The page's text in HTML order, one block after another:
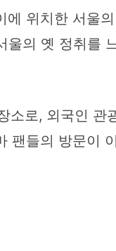
위치한 서울
의 옛 정취를
소로, 외국인
팬들의 방문이